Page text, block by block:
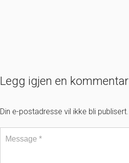
Legg igjen en kommentar
Din e-postadresse vil ikke bli publisert.